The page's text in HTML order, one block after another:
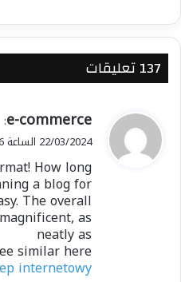
‫137 تعليقات
ي
ق
ل
e-commerce
:
22/03/2024 الساعة 01:06
How long
a blog for?
The overall
as
neatly as
similar here
internetowy